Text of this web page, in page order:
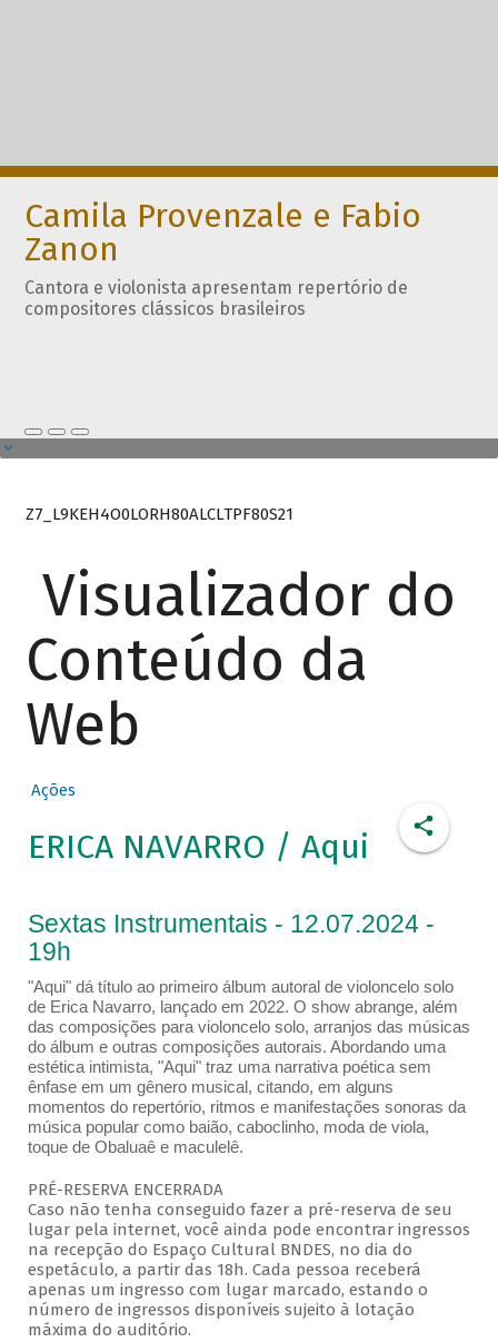
Camila Provenzale e Fabio
Zanon
Cantora e violonista apresentam repertório de
compositores clássicos brasileiros
Z7_L9KEH4O0LORH80ALCLTPF80S21
Visualizador do
Conteúdo da
Web
Ações
ERICA NAVARRO / Aqui
Sextas Instrumentais - 12.07.2024 -
19h
"Aqui" dá título ao primeiro álbum autoral de violoncelo solo
de Erica Navarro, lançado em 2022. O show abrange, além
das composições para violoncelo solo, arranjos das músicas
do álbum e outras composições autorais. Abordando uma
estética intimista, "Aqui" traz uma narrativa poética sem
ênfase em um gênero musical, citando, em alguns
momentos do repertório, ritmos e manifestações sonoras da
música popular como baião, caboclinho, moda de viola,
toque de Obaluaê e maculelê.
PRÉ-RESERVA ENCERRADA
Caso não tenha conseguido fazer a pré-reserva de seu
lugar pela internet, você ainda pode encontrar ingressos
na recepção do Espaço Cultural BNDES, no dia do
espetáculo, a partir das 18h. Cada pessoa receberá
apenas um ingresso com lugar marcado, estando o
número de ingressos disponíveis sujeito à lotação
máxima do auditório.